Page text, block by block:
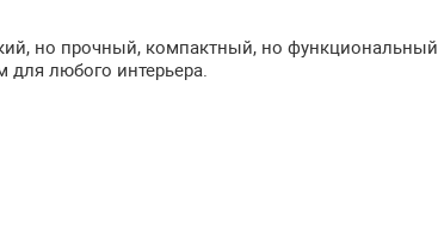
но прочный, компактный, но функциональный.
любого интерьера.